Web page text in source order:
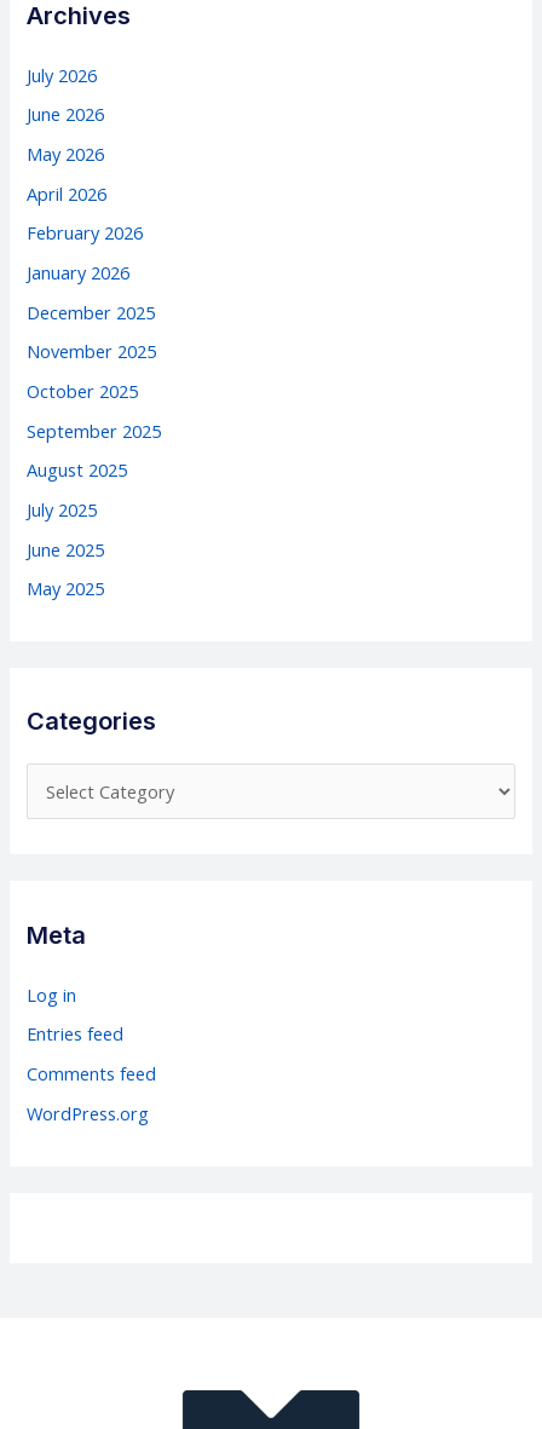
Archives
July 2026
June 2026
May 2026
April 2026
February 2026
January 2026
December 2025
November 2025
October 2025
September 2025
August 2025
July 2025
June 2025
May 2025
Categories
a
r
i
Meta
Log in
Entries feed
Comments feed
WordPress.org